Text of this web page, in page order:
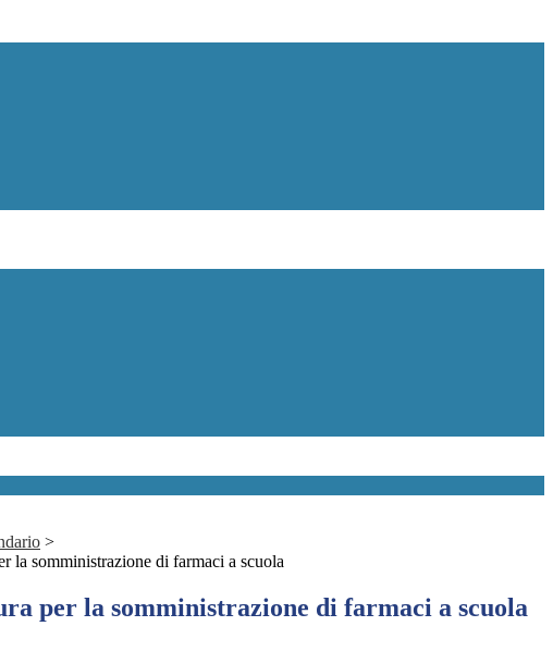
>
la somministrazione di farmaci a scuola
per la somministrazione di farmaci a scuola